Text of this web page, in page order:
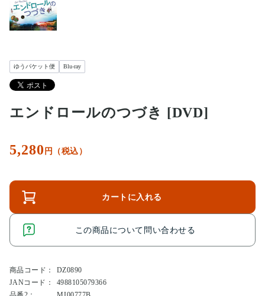
ゆうパケット便 Blu-ray
エンドロールのつづき [DVD]
5,280 円（税込）
カートに入れる
この商品について問い合わせる
商品コード：
DZ0890
JANコード：
4988105079366